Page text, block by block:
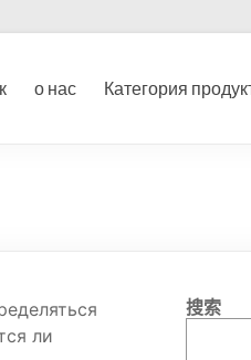
о нас Категория
ли
搜索